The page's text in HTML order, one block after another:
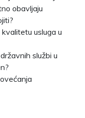
obavljaju
usluga u
službi u